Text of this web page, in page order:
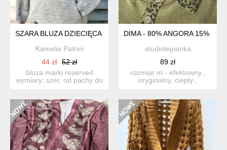
SZARA BLUZA DZIECIĘCA 152 RESERVED
Kamelia Patrini
44 zł
52 zł
bluza marki reserved
wymiary: szer. od pachy do
DIMA - 80% ANGORA 15%
studiolepianka
89 zł
rozmiar m - efektowny ,
oryginalny, ciepły ,